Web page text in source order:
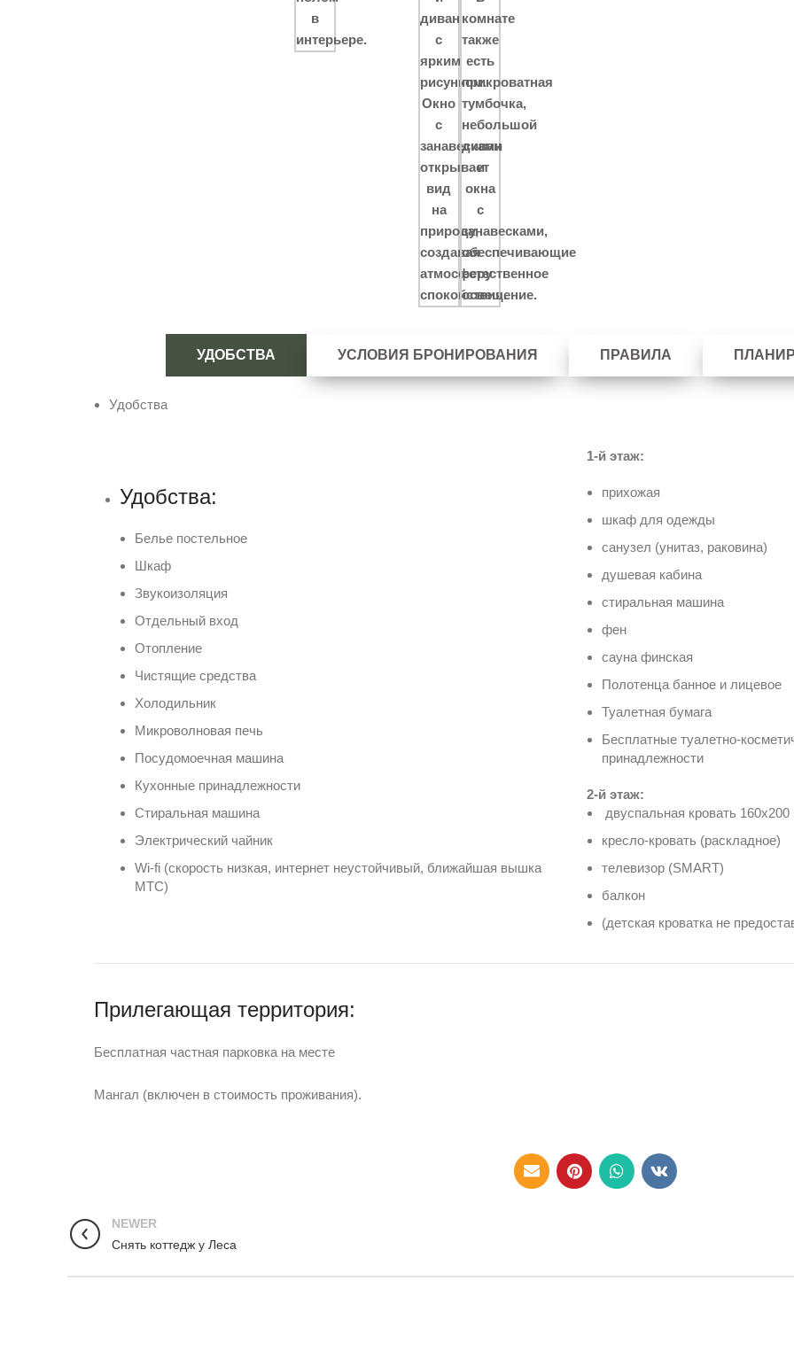
УДОБСТВА УСЛОВИЯ БРОНИРОВАНИЯ ПРАВИЛА
Удобства
Удобства:
Белье постельное
Шкаф
Звукоизоляция
Отдельный вход
Отопление
Чистящие средства
Холодильник
Микроволновая печь
Посудомоечная машина
Кухонные принадлежности
Стиральная машина
Электрический чайник
Wi-fi (скорость низкая, интернет неустойчивый, ближайшая вышка
МТС)
1-й этаж:
прихожая
шкаф для одежды
санузел (унитаз, раковина)
душевая кабина
стиральная машина
фен
сауна финская
Полотенца банное и лицевое
Туалетная бумага
Бесплатные туалетно-
принадлежности
2-й этаж:
двуспальная кровать 160х200
кресло-кровать (раскладное)
телевизор (SMART)
балкон
(детская кроватка не
Прилегающая территория:
Бесплатная частная парковка на месте
Мангал (включен в стоимость проживания).
NEWER
Снять коттедж у Леса